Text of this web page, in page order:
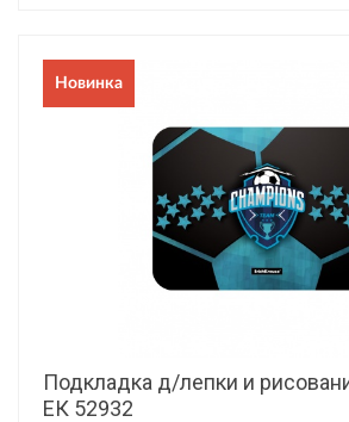
Новинка
Подкладка д/лепки и
ЕК 52932